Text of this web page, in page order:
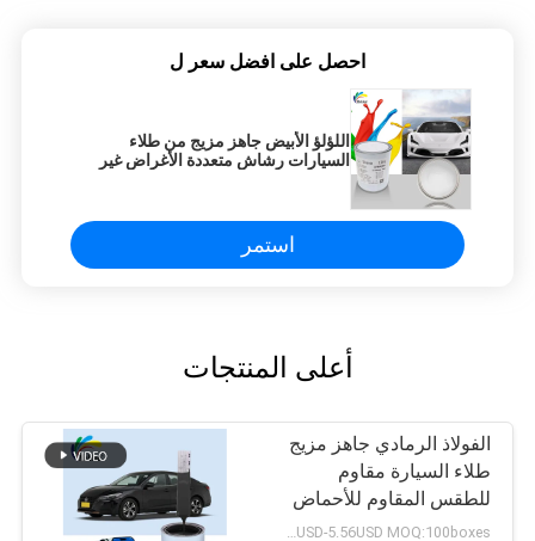
احصل على افضل سعر ل
اللؤلؤ الأبيض جاهز مزيج من طلاء
السيارات رشاش متعددة الأغراض غير
استمر
أعلى المنتجات
الفولاذ الرمادي جاهز مزيج
طلاء السيارة مقاوم
للطقس المقاوم للأحماض